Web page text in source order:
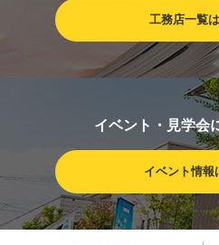
工務店一覧
イベント・見学会
イベント情報